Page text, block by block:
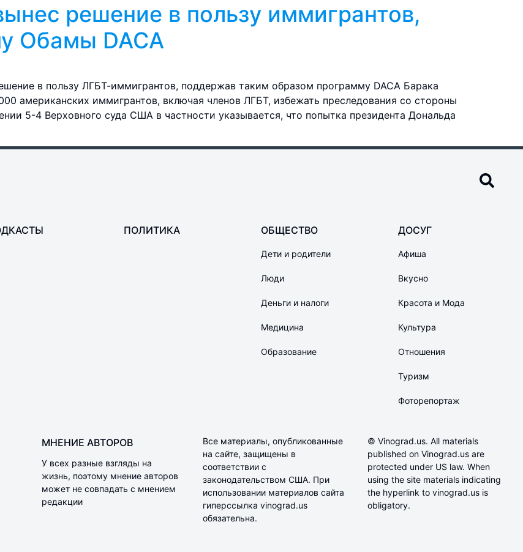
решение в пользу иммигрантов,
Обамы DACA
в пользу ЛГБТ-иммигрантов, поддержав таким образом программу DACA Барака
американских иммигрантов, включая членов ЛГБТ, избежать преследования со стороны
5-4 Верховного суда США в частности указывается, что попытка президента Дональда
ПОЛИТИКА ОБЩЕСТВО
Дети и родители
Люди
Деньги и налоги
Медицина
Образование
ДОСУГ
Афиша
Вкусно
Красота и Мода
Культура
Отношения
Туризм
Фоторепортаж
МНЕНИЕ АВТОРОВ
У всех разные взгляды на
жизнь, поэтому мнение авторов
может не совпадать с мнением
редакции
Все материалы, опубликованные
на сайте, защищены в
соответствии с
законодательством США. При
использовании материалов сайта
гиперссылка vinograd.us
обязательна.
© Vinograd.us. All materials
published on Vinograd.us are
protected under US law. When
using the site materials indicating
the hyperlink to vinograd.us is
obligatory.